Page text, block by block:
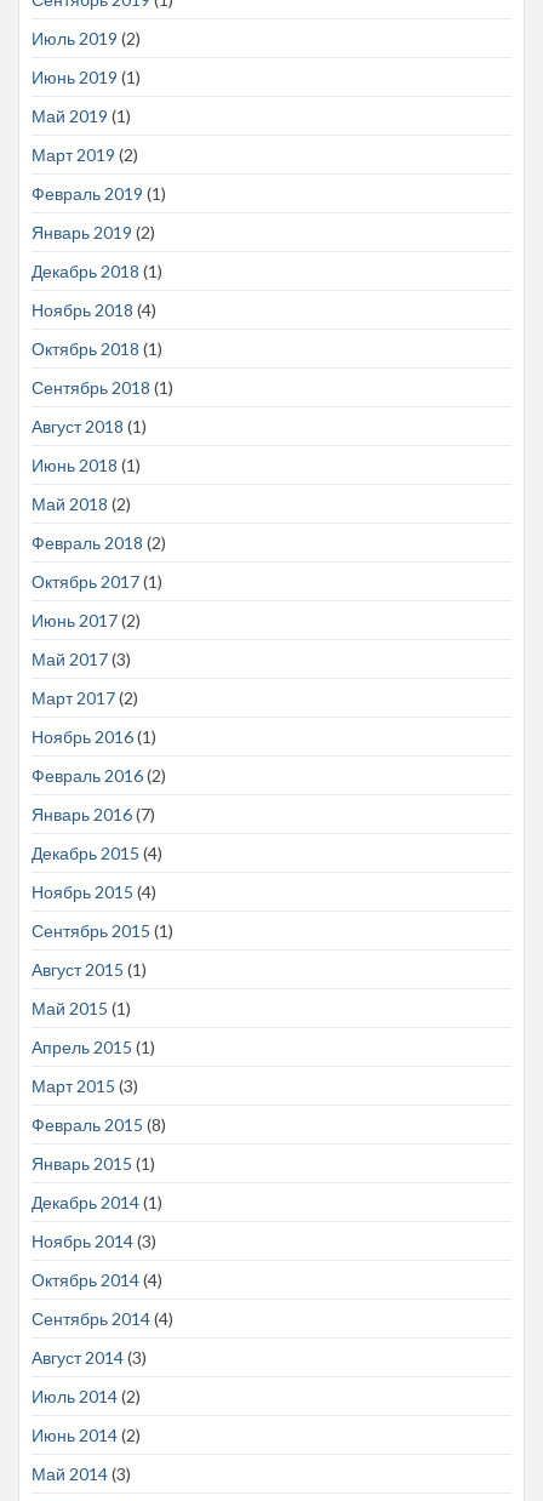
Июль 2019 (2)
Июнь 2019 (1)
Май 2019 (1)
Март 2019 (2)
Февраль 2019 (1)
Январь 2019 (2)
Декабрь 2018 (1)
Ноябрь 2018 (4)
Октябрь 2018 (1)
Сентябрь 2018 (1)
Август 2018 (1)
Июнь 2018 (1)
Май 2018 (2)
Февраль 2018 (2)
Октябрь 2017(1)
Июнь 2017(2)
Май 2017(3)
Март 2017(2)
Ноябрь 2016(1)
Февраль 2016(2)
Январь 2016(7)
Декабрь 2015 (4)
Ноябрь 2015 (4)
Сентябрь 2015 (1)
Август 2015 (1)
Май 2015 (1)
Апрель 2015 (1)
Март 2015 (3)
Февраль 2015 (8)
Январь 2015 (1)
Декабрь 2014(1)
Ноябрь 2014(3)
Октябрь 2014(4)
Сентябрь 2014(4)
Август 2014(3)
Июль 2014(2)
Июнь 2014(2)
Май 2014(3)